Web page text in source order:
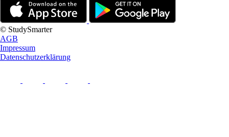
© StudySmarter
AGB
Impressum
Datenschutzerklärung